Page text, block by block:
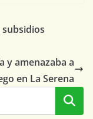
y amenazaba a
en La Serena
Buscar